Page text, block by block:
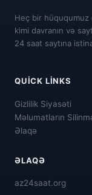
Heç bir hüququmuz
kimi davranın və
24 saat saytına
QUICK LINKS
Gizlilik Siyasəti
Məlumatların
Əlaqə
ƏLAQƏ
az24saat.org